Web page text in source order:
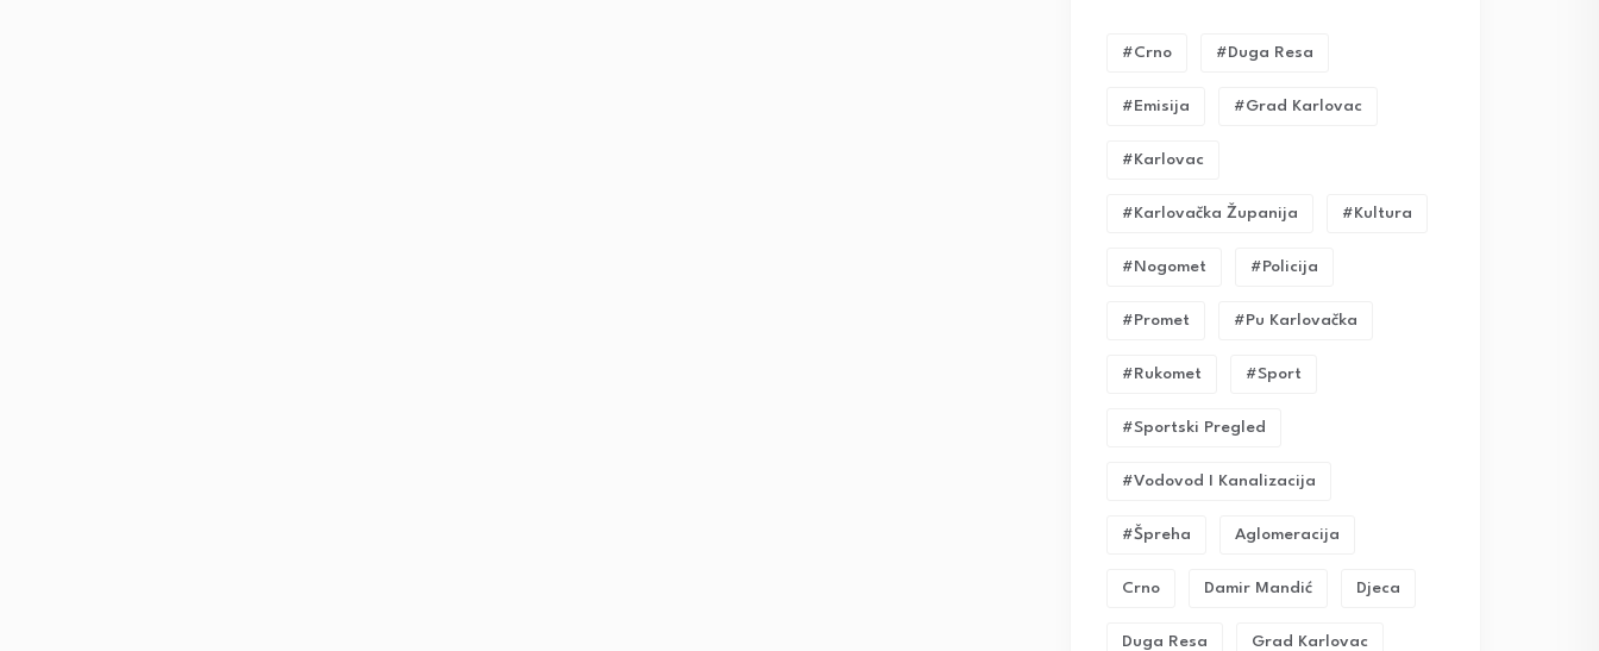
#crno #duga Resa
#emisija #grad Karlovac
#karlovac
#karlovačka Županija #kultura
#nogomet #policija
#promet #pu Karlovačka
#rukomet #sport
#sportski Pregled
#vodovod I Kanalizacija
#Špreha Aglomeracija
Crno Damir Mandić Djeca
Duga Resa Grad Karlovac